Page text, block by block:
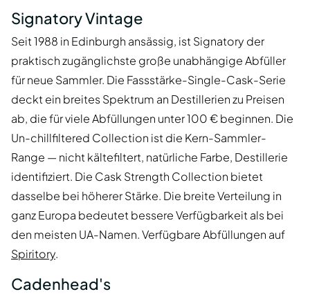
Signatory Vintage
Seit 1988 in Edinburgh ansässig, ist Signatory der
praktisch zugänglichste große unabhängige Abfüller
für neue Sammler. Die Fassstärke-Single-Cask-Serie
deckt ein breites Spektrum an Destillerien zu Preisen
ab, die für viele Abfüllungen unter 100 € beginnen. Die
Un-chillfiltered Collection ist die Kern-Sammler-
Range — nicht kältefiltert, natürliche Farbe, Destillerie
identifiziert. Die Cask Strength Collection bietet
dasselbe bei höherer Stärke. Die breite Verteilung in
ganz Europa bedeutet bessere Verfügbarkeit als bei
den meisten UA-Namen. Verfügbare Abfüllungen auf
Spiritory.
Cadenhead's